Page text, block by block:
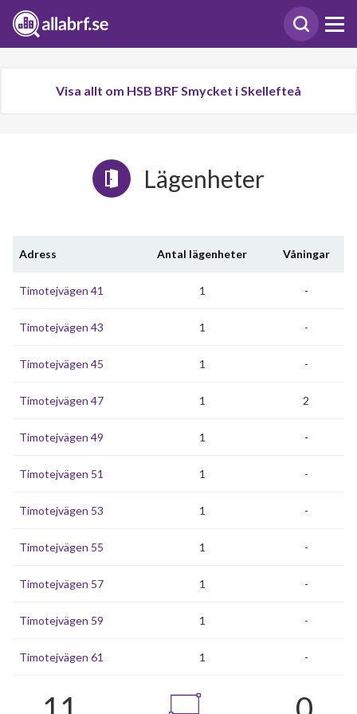
Visa allt om HSB BRF Smycket i Skellefteå
Lägenheter
Adress Antal lägenheter Våningar
Timotejvägen 41 1 -
Timotejvägen 43 1 -
Timotejvägen 45 1 -
Timotejvägen 47 1 2
Timotejvägen 49 1 -
Timotejvägen 51 1 -
Timotejvägen 53 1 -
Timotejvägen 55 1 -
Timotejvägen 57 1 -
Timotejvägen 59 1 -
Timotejvägen 61 1 -